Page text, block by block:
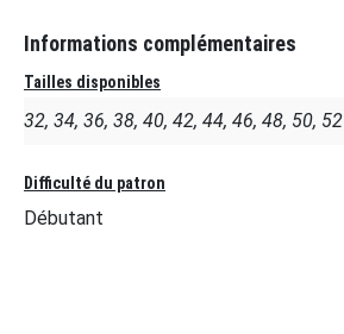
Informations complémentaires
Tailles disponibles
32, 34, 36, 38, 40, 42, 44, 46, 48, 50, 52
Difficulté du patron
Débutant